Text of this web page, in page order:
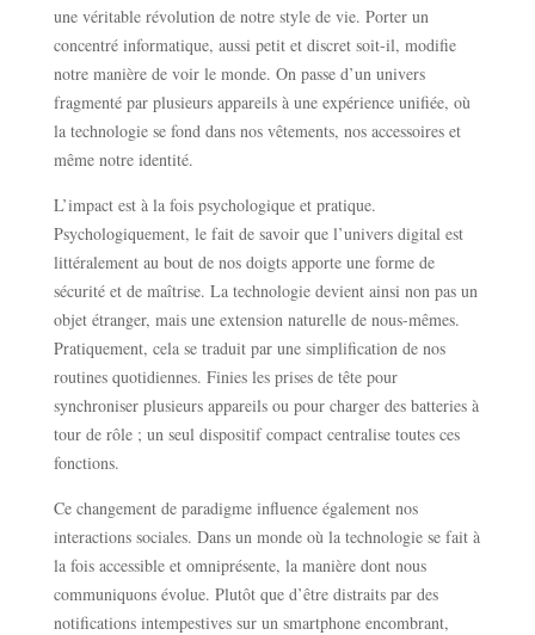
une véritable révolution de notre style de vie. Porter un
concentré informatique, aussi petit et discret soit-il, modifie
notre manière de voir le monde. On passe d’un univers
fragmenté par plusieurs appareils à une expérience unifiée, où
la technologie se fond dans nos vêtements, nos accessoires et
même notre identité.
L’impact est à la fois psychologique et pratique.
Psychologiquement, le fait de savoir que l’univers digital est
littéralement au bout de nos doigts apporte une forme de
sécurité et de maîtrise. La technologie devient ainsi non pas un
objet étranger, mais une extension naturelle de nous-mêmes.
Pratiquement, cela se traduit par une simplification de nos
routines quotidiennes. Finies les prises de tête pour
synchroniser plusieurs appareils ou pour charger des batteries à
tour de rôle ; un seul dispositif compact centralise toutes ces
fonctions.
Ce changement de paradigme influence également nos
interactions sociales. Dans un monde où la technologie se fait à
la fois accessible et omniprésente, la manière dont nous
communiquons évolue. Plutôt que d’être distraits par des
notifications intempestives sur un smartphone encombrant,